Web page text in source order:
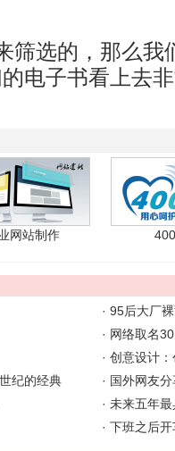
筛选的，那么我
电子书看上去
网站制作
· 95后大厂
· 网络取名
· 创意设计
纪的经典 · 国外网友
· 未来五年
· 下班之后